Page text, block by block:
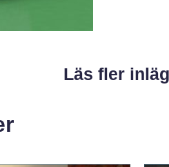
Läs fler